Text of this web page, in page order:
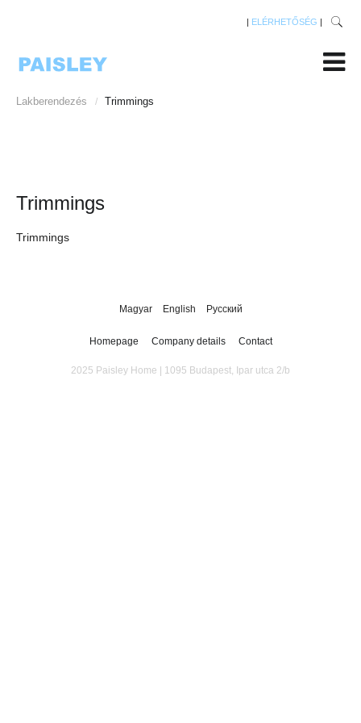
| ELÉRHETŐSÉG |
Lakberendezés / Trimmings
Trimmings
Trimmings
Magyar English Русский
Homepage Company details Contact
2025 Paisley Home | 1095 Budapest, Ipar utca 2/b